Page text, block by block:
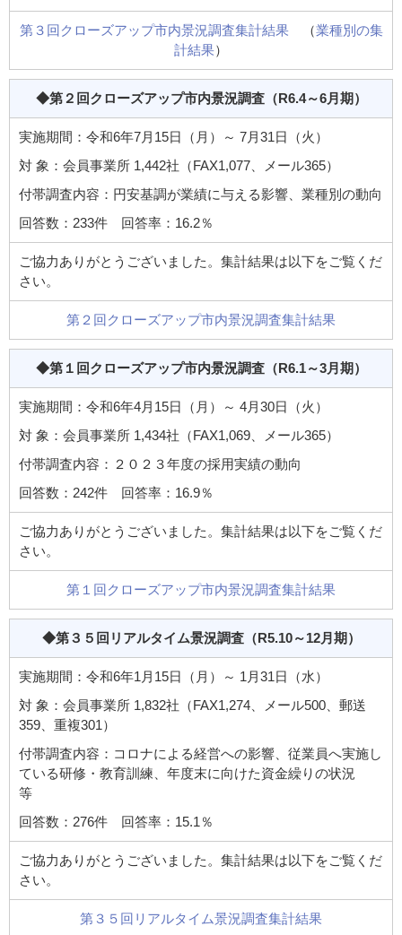
第３回クローズアップ市内景況調査集計結果（業種別の集
計結果）
◆第２回クローズアップ市内景況調査（R6.4～6月期）
実施期間：令和6年7月15日（月）～ 7月31日（火）
対 象：会員事業所 1,442社（FAX1,077、メール365）
付帯調査内容：円安基調が業績に与える影響、業種別の動向
回答数：233件 回答率：16.2％
ご協力ありがとうございました。集計結果は以下をご覧くだ
さい。
第２回クローズアップ市内景況調査集計結果
◆第１回クローズアップ市内景況調査（R6.1～3月期）
実施期間：令和6年4月15日（月）～ 4月30日（火）
対 象：会員事業所 1,434社（FAX1,069、メール365）
付帯調査内容：２０２３年度の採用実績の動向
回答数：242件 回答率：16.9％
ご協力ありがとうございました。集計結果は以下をご覧くだ
さい。
第１回クローズアップ市内景況調査集計結果
◆第３５回リアルタイム景況調査（R5.10～12月期）
実施期間：令和6年1月15日（月）～ 1月31日（水）
対 象：会員事業所 1,832社（FAX1,274、メール500、郵送
359、重複301）
付帯調査内容：コロナによる経営への影響、従業員へ実施し
ている研修・教育訓練、年度末に向けた資金繰りの状況
等
回答数：276件 回答率：15.1％
ご協力ありがとうございました。集計結果は以下をご覧くだ
さい。
第３５回リアルタイム景況調査集計結果